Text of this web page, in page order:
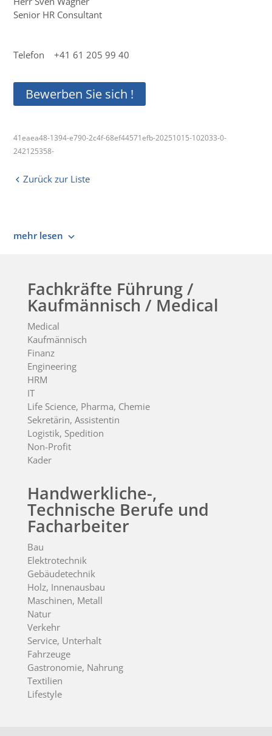
Senior HR Consultant
Telefon +41 61 205 99 40
Bewerben Sie sich !
41eaea48-1394-e790-2c4f-68ef44571efb-20251015-102033-0-
242125358-
Zurück zur Liste
mehr lesen
Fachkräfte Führung /
Kaufmännisch / Medical
Medical
Kaufmännisch
Finanz
Engineering
HRM
IT
Life Science, Pharma, Chemie
Sekretärin, Assistentin
Logistik, Spedition
Non-Profit
Kader
Handwerkliche-,
Technische Berufe und
Facharbeiter
Bau
Elektrotechnik
Gebäudetechnik
Holz, Innenausbau
Maschinen, Metall
Natur
Verkehr
Service, Unterhalt
Fahrzeuge
Gastronomie, Nahrung
Textilien
Lifestyle